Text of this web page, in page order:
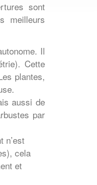
sont
meilleurs
Il
Cette
plantes,
aussi de
par
n’est
cela
et